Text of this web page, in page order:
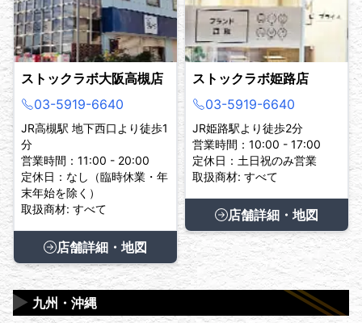
ストックラボ大阪高槻店
03-5919-6640
JR高槻駅 地下西口より徒歩1
分
営業時間：11:00 - 20:00
定休日：なし（臨時休業・年
末年始を除く）
取扱商材: すべて
店舗詳細・地図
ストックラボ姫路店
03-5919-6640
JR姫路駅より徒歩2分
営業時間：10:00 - 17:00
定休日：土日祝のみ営業
取扱商材: すべて
店舗詳細・地図
九州・沖縄
▶